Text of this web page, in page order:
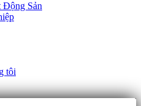
Động Sản
tôi